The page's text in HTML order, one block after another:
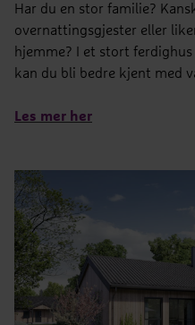
Har du en stor familie?
overnattingsgjester eller
hjemme? I et stort
kan du bli bedre kjent med
Les mer her